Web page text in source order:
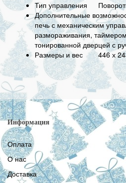
Тип управления
Дополнительные
печь с механическим
размораживания,
тонированной дверцей с
Размеры и вес
446 х
Информация
Оплата
О нас
Доставка